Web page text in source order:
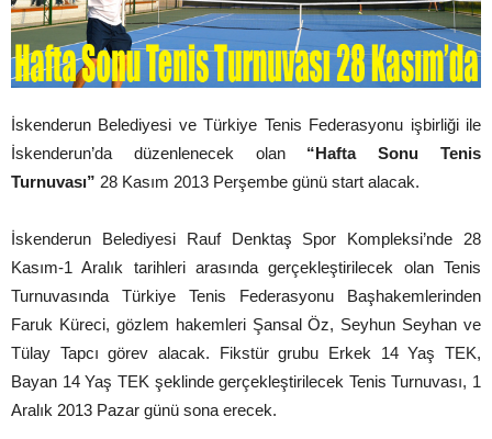
İskenderun Belediyesi ve Türkiye Tenis Federasyonu işbirliği ile
İskenderun’da düzenlenecek olan “Hafta Sonu Tenis
Turnuvası” 28 Kasım 2013 Perşembe günü start alacak.
İskenderun Belediyesi Rauf Denktaş Spor Kompleksi’nde 28
Kasım-1 Aralık tarihleri arasında gerçekleştirilecek olan Tenis
Turnuvasında Türkiye Tenis Federasyonu Başhakemlerinden
Faruk Küreci, gözlem hakemleri Şansal Öz, Seyhun Seyhan ve
Tülay Tapcı görev alacak. Fikstür grubu Erkek 14 Yaş TEK,
Bayan 14 Yaş TEK şeklinde gerçekleştirilecek Tenis Turnuvası, 1
Aralık 2013 Pazar günü sona erecek.